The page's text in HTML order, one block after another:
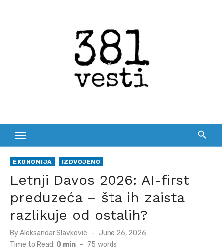
EKONOMIJA IZDVOJENO
Letnji Davos 2026: AI-first
preduzeća – šta ih zaista
razlikuje od ostalih?
ByAleksandar Slavkovic
Posted
on
June 26, 2026
Time to Read: 0 min - 75 words